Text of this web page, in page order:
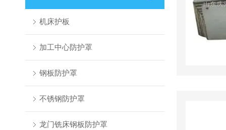
机床护板
加工中心防护罩
钢板防护罩
不锈钢防护罩
龙门铣床钢板防护罩